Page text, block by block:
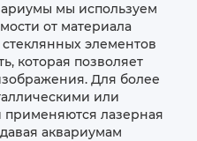
мы используем
от материала
элементов
которая позволяет
Для более
или
лазерная
аквариумам